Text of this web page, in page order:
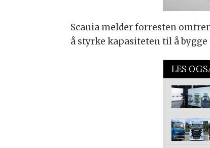
Scania melder forresten
å styrke kapasiteten til å
LES